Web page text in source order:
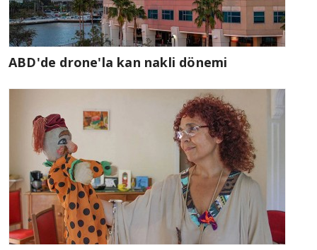
ABD'de drone'la kan nakli dönemi